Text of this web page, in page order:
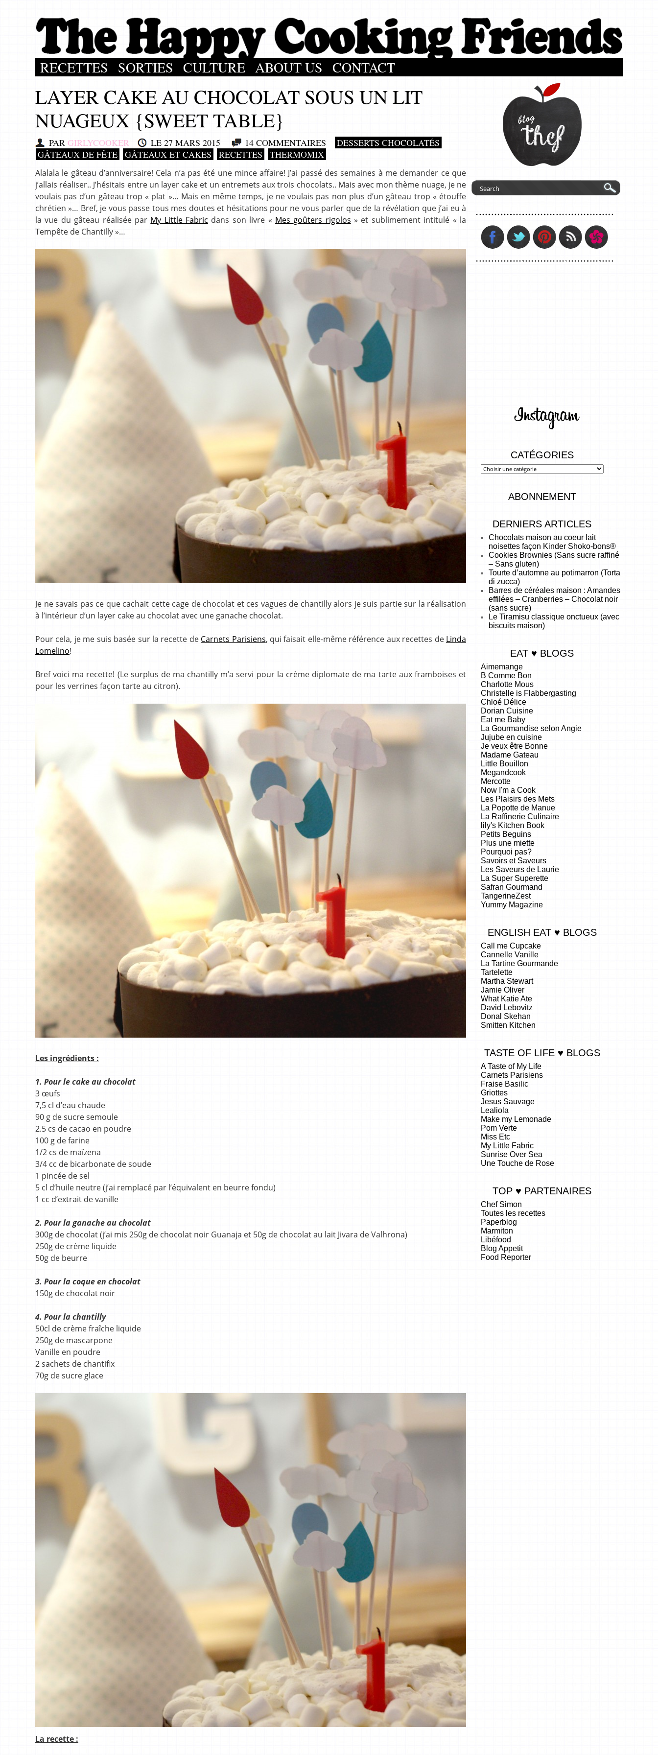
RECETTES SORTIES CULTURE ABOUT US CONTACT
LAYER CAKE AU CHOCOLAT SOUS UN LIT
NUAGEUX {SWEET TABLE}
PAR GIRLYCOOKER LE 27 MARS 2015 14 COMMENTAIRES
DESSERTS CHOCOLATÉS
GÂTEAUX DE FÊTE
GÂTEAUX ET CAKES RECETTES THERMOMIX
Alalala le gâteau d’anniversaire! Cela n’a pas été une mince affaire! J’ai passé des semaines à me demander ce que
j’allais réaliser.. J’hésitais entre un layer cake et un entremets aux trois chocolats.. Mais avec mon thème nuage, je ne
voulais pas d’un gâteau trop « plat »… Mais en même temps, je ne voulais pas non plus d’un gâteau trop « étouffe
chrétien »… Bref, je vous passe tous mes doutes et hésitations pour ne vous parler que de la révélation que j’ai eu à
la vue du gâteau réalisée par My Little Fabric dans son livre « Mes goûters rigolos » et sublimement intitulé « la
Tempête de Chantilly »…
Je ne savais pas ce que cachait cette cage de chocolat et ces vagues de chantilly alors je suis partie sur la réalisation
à l’intérieur d’un layer cake au chocolat avec une ganache chocolat.
Pour cela, je me suis basée sur la recette de Carnets Parisiens, qui faisait elle-même référence aux recettes de Linda
Lomelino!
Bref voici ma recette! (Le surplus de ma chantilly m’a servi pour la crème diplomate de ma tarte aux framboises et
pour les verrines façon tarte au citron).
Les ingrédients :
1. Pour le cake au chocolat
3 œufs
7,5 cl d’eau chaude
90 g de sucre semoule
2.5 cs de cacao en poudre
100 g de farine
1/2 cs de maïzena
3/4 cc de bicarbonate de soude
1 pincée de sel
5 cl d’huile neutre (j’ai remplacé par l’équivalent en beurre fondu)
1 cc d’extrait de vanille
2. Pour la ganache au chocolat
300g de chocolat (j’ai mis 250g de chocolat noir Guanaja et 50g de chocolat au lait Jivara de Valhrona)
250g de crème liquide
50g de beurre
3. Pour la coque en chocolat
150g de chocolat noir
4. Pour la chantilly
50cl de crème fraîche liquide
250g de mascarpone
Vanille en poudre
2 sachets de chantifix
70g de sucre glace
La recette :
CATÉGORIES
ABONNEMENT
DERNIERS ARTICLES
Chocolats maison au coeur lait
noisettes façon Kinder Shoko-bons®
Cookies Brownies (Sans sucre raffiné
– Sans gluten)
Tourte d’automne au potimarron (Torta
di zucca)
Barres de céréales maison : Amandes
effilées – Cranberries – Chocolat noir
(sans sucre)
Le Tiramisu classique onctueux (avec
biscuits maison)
EAT ♥ BLOGS
Aimemange
B Comme Bon
Charlotte Mous
Christelle is Flabbergasting
Chloé Délice
Dorian Cuisine
Eat me Baby
La Gourmandise selon Angie
Jujube en cuisine
Je veux être Bonne
Madame Gateau
Little Bouillon
Megandcook
Mercotte
Now I'm a Cook
Les Plaisirs des Mets
La Popotte de Manue
La Raffinerie Culinaire
lily's Kitchen Book
Petits Beguins
Plus une miette
Pourquoi pas?
Savoirs et Saveurs
Les Saveurs de Laurie
La Super Superette
Safran Gourmand
TangerineZest
Yummy Magazine
ENGLISH EAT ♥ BLOGS
Call me Cupcake
Cannelle Vanille
La Tartine Gourmande
Tartelette
Martha Stewart
Jamie Oliver
What Katie Ate
David Lebovitz
Donal Skehan
Smitten Kitchen
TASTE OF LIFE ♥ BLOGS
A Taste of My Life
Carnets Parisiens
Fraise Basilic
Griottes
Jesus Sauvage
Lealiola
Make my Lemonade
Pom Verte
Miss Etc
My Little Fabric
Sunrise Over Sea
Une Touche de Rose
TOP ♥ PARTENAIRES
Chef Simon
Toutes les recettes
Paperblog
Marmiton
Libéfood
Blog Appetit
Food Reporter